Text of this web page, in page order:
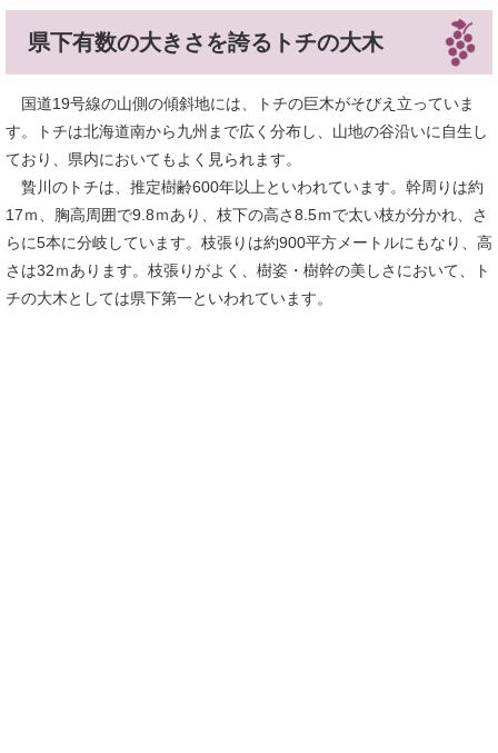
県下有数の大きさを誇るトチの大木
国道19号線の山側の傾斜地には、トチの巨木がそびえ立っていま
す。トチは北海道南から九州まで広く分布し、山地の谷沿いに自生し
ており、県内においてもよく見られます。
贄川のトチは、推定樹齢600年以上といわれています。幹周りは約
17ｍ、胸高周囲で9.8ｍあり、枝下の高さ8.5ｍで太い枝が分かれ、さ
らに5本に分岐しています。枝張りは約900平方メートルにもなり、高
さは32ｍあります。枝張りがよく、樹姿・樹幹の美しさにおいて、ト
チの大木としては県下第一といわれています。